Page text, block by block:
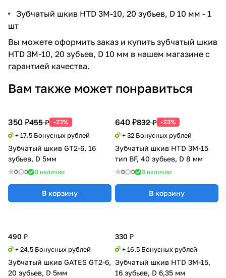
Зубчатый шкив HTD 3M-10, 20 зубьев, D 10 мм - 1
шт
Вы можете оформить заказ и купить зубчатый шкив
HTD 3M-10, 20 зубьев, D 10 мм в нашем магазине с
гарантией качества.
Вам также может понравиться
350 ₽455 ₽ -23%
+ 17.5 Бонусных рублей
Зубчатый шкив GT2-6, 16
зубьев, D 5мм
0 0 В наличии
В корзину
640 ₽832 ₽ -23%
+ 32 Бонусных рублей
Зубчатый шкив HTD 3M-15
тип BF, 40 зубьев, D 8 мм
0 0 В наличии
В корзину
330 ₽
+ 16.5 Бонусных рублей
Зубчатый шкив HTD 3M-15,
16 зубьев, D 6,35 мм
490 ₽
+ 24.5 Бонусных рублей
Зубчатый шкив GATES GT2-6,
20 зубьев, D 5мм